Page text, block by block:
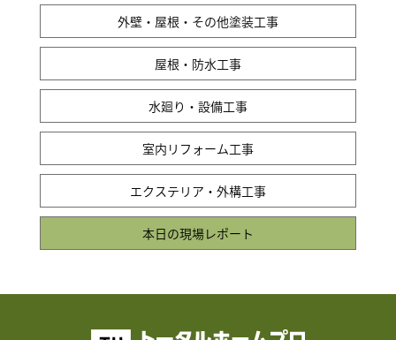
外壁・屋根・その他塗装工事
屋根・防水工事
水廻り・設備工事
室内リフォーム工事
エクステリア・外構工事
本日の現場レポート